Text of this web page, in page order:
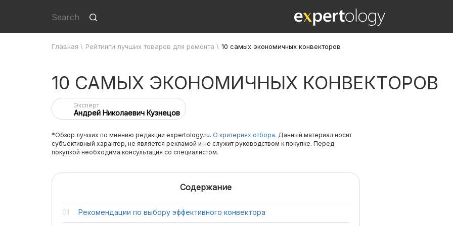
Главная \ Рейтинги лучших товаров для ремонта \ 10 самых экономичных конвекторов
10 САМЫХ ЭКОНОМИЧНЫХ КОНВЕКТОРОВ
Эксперт
Андрей Николаевич Кузнецов
*Обзор лучших по мнению редакции expertology.ru. О критериях отбора. Данный материал носит
субъективный характер, не является рекламой и не служит руководством к покупке. Перед
покупкой необходима консультация со специалистом.
Содержание
Рекомендации по выбору эффективного конвектора